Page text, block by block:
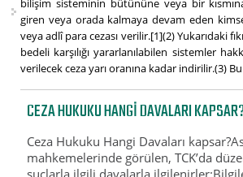
bilişim sisteminin bütününe veya bir
giren veya orada kalmaya devam eden
veya adlî para cezası verilir.[1](2) Yukarıdaki
bedeli karşılığı yararlanılabilen sistemler
verilecek ceza yarı oranına kadar indirilir.(3)
CEZA HUKUKU HANGI DAVALARI
Ceza Hukuku Hangi Davaları
mahkemelerinde görülen, TCK’da